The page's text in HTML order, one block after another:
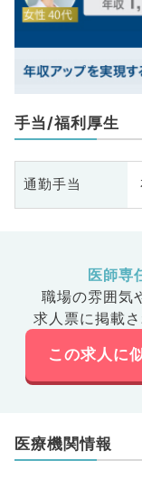
手当/福利厚生
通勤手当
医師専
職場の雰囲気
求人票に掲載
この求人に
医療機関情報